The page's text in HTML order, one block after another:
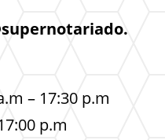
– 17:30 p.m
p.m